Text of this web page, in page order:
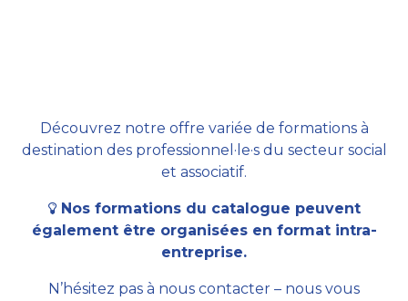
Découvrez notre offre variée de formations à
destination des professionnel·le·s du secteur social
et associatif.
Nos formations du catalogue peuvent
également être organisées en format intra-
entreprise.
N’hésitez pas à nous contacter – nous vous